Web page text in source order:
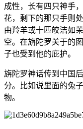
成性，长有四只神手
花，剩下的那只手则
由羚羊或十匹皎洁如
空。在旃陀罗关于的
子也受到他的庇护。
旃陀罗神话传到中国
分。比如说里面的兔
物。